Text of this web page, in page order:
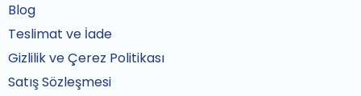
Blog
Teslimat ve İade
Gizlilik ve Çerez Politikası
Satış Sözleşmesi